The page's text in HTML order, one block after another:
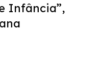
Infância”,